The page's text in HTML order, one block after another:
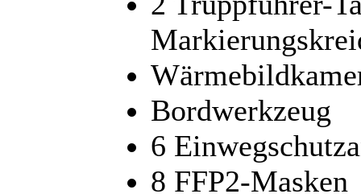
Bordwerkzeug
6
8 FFP2-Masken